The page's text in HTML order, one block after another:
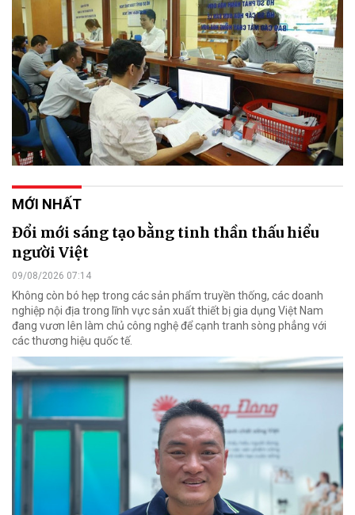
MỚI NHẤT
Đổi mới sáng tạo bằng tinh thần thấu hiểu
người Việt
09/08/2026 07:14
Không còn bó hẹp trong các sản phẩm truyền thống, các doanh
nghiệp nội địa trong lĩnh vực sản xuất thiết bị gia dụng Việt Nam
đang vươn lên làm chủ công nghệ để cạnh tranh sòng phẳng với
các thương hiệu quốc tế.